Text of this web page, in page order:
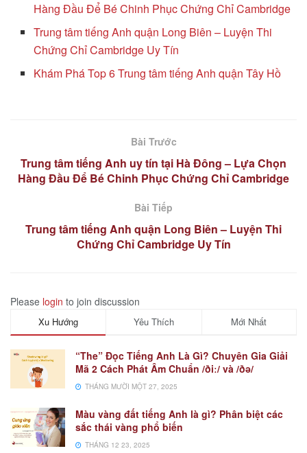
Hàng Đầu Để Bé Chinh Phục Chứng Chỉ Cambridge
Trung tâm tiếng Anh quận Long Biên – Luyện Thi
Chứng Chỉ Cambridge Uy Tín
Khám Phá Top 6 Trung tâm tiếng Anh quận Tây Hồ
Bài Trước
Trung tâm tiếng Anh uy tín tại Hà Đông – Lựa Chọn
Hàng Đầu Để Bé Chinh Phục Chứng Chỉ Cambridge
Bài Tiếp
Trung tâm tiếng Anh quận Long Biên – Luyện Thi
Chứng Chỉ Cambridge Uy Tín
Please login to join discussion
Xu Hướng Yêu Thích Mới Nhất
“The” Đọc Tiếng Anh Là Gì? Chuyên Gia Giải
Mã 2 Cách Phát Âm Chuẩn /ðiː/ và /ðə/
THÁNG MƯỜI MỘT 27, 2025
Màu vàng đất tiếng Anh là gì? Phân biệt các
sắc thái vàng phổ biến
THÁNG 12 23, 2025